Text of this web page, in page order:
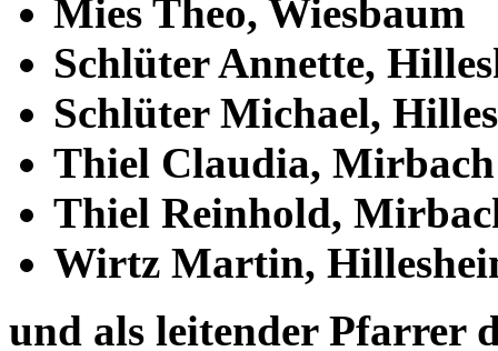
Mies Theo, Wiesbaum
Schlüter Annette,
Schlüter Michael,
Thiel Claudia, Mirbach
Thiel Reinhold,
Wirtz Martin,
und als leitender Pfarrer